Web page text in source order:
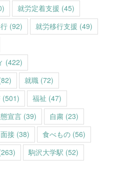
就労定着支援 (45)
(92) 就労移行支援 (49)
(422)
就職 (72)
(501) 福祉 (47)
宣言 (39) 自粛 (23)
面接 (38) 食べもの (56)
駒沢大学駅 (52)